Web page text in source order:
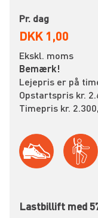
Pr. dag
DKK 1,00
Ekskl. moms
Bemærk!
Lejepris er på
Opstartspris kr.
Timepris kr.
Lastbillift med